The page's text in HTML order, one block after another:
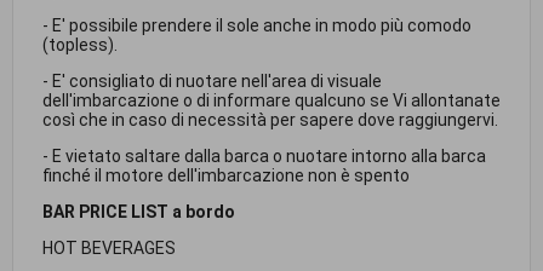
- E' possibile prendere il sole anche in modo più comodo
(topless).
- E' consigliato di nuotare nell'area di visuale
dell'imbarcazione o di informare qualcuno se Vi allontanate
così che in caso di necessità per sapere dove raggiungervi.
- E vietato saltare dalla barca o nuotare intorno alla barca
finché il motore dell'imbarcazione non è spento
BAR PRICE LIST a bordo
HOT BEVERAGES